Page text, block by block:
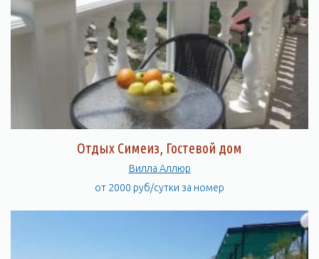
Отдых Симеиз, Гостевой дом
Вилла Аллюр
от 2000 руб/сутки за номер